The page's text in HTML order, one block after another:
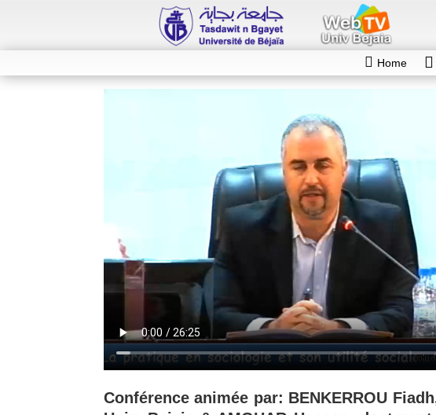
Home
Conférence animée par: BENKERROU